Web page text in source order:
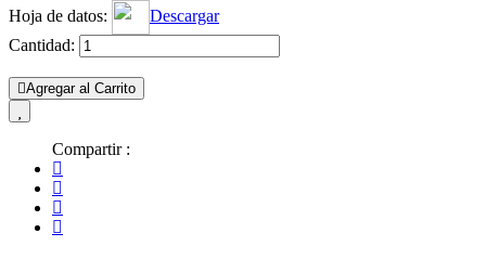
Hoja de datos:
Descargar
Cantidad:
Agregar al Carrito
Compartir :